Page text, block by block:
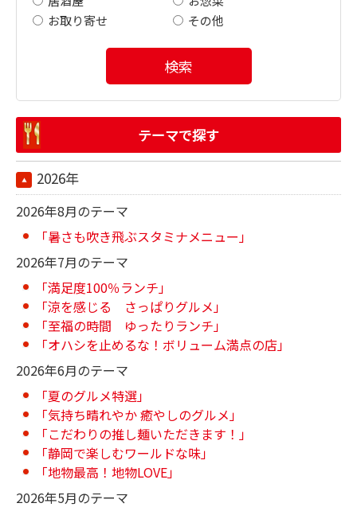
お取り寄せ
その他
検索
テーマで探す
2026年
2026年8月のテーマ
「暑さも吹き飛ぶスタミナメニュー」
2026年7月のテーマ
「満足度100％ランチ」
「涼を感じる さっぱりグルメ」
「至福の時間 ゆったりランチ」
「オハシを止めるな！ボリューム満点の店」
2026年6月のテーマ
「夏のグルメ特選」
「気持ち晴れやか 癒やしのグルメ」
「こだわりの推し麺いただきます！」
「静岡で楽しむワールドな味」
「地物最高！地物LOVE」
2026年5月のテーマ